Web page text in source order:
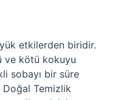
etkilerden biridir.
ve kötü kokuyu
sobayı bir süre
Doğal Temizlik